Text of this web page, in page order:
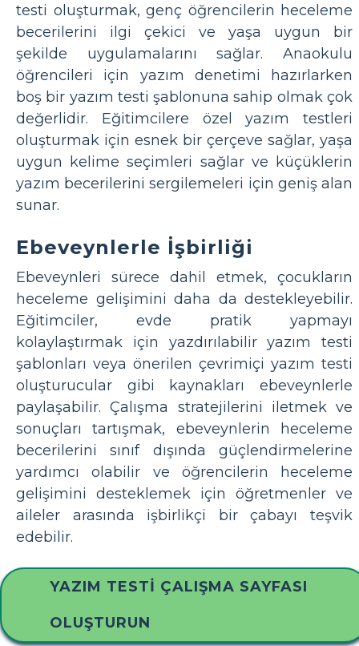
testi oluşturmak, genç öğrencilerin heceleme
becerilerini ilgi çekici ve yaşa uygun bir
şekilde uygulamalarını sağlar. Anaokulu
öğrencileri için yazım denetimi hazırlarken
boş bir yazım testi şablonuna sahip olmak çok
değerlidir. Eğitimcilere özel yazım testleri
oluşturmak için esnek bir çerçeve sağlar, yaşa
uygun kelime seçimleri sağlar ve küçüklerin
yazım becerilerini sergilemeleri için geniş alan
sunar.
Ebeveynlerle İşbirliği
Ebeveynleri sürece dahil etmek, çocukların
heceleme gelişimini daha da destekleyebilir.
Eğitimciler, evde pratik yapmayı
kolaylaştırmak için yazdırılabilir yazım testi
şablonları veya önerilen çevrimiçi yazım testi
oluşturucular gibi kaynakları ebeveynlerle
paylaşabilir. Çalışma stratejilerini iletmek ve
sonuçları tartışmak, ebeveynlerin heceleme
becerilerini sınıf dışında güçlendirmelerine
yardımcı olabilir ve öğrencilerin heceleme
gelişimini desteklemek için öğretmenler ve
aileler arasında işbirlikçi bir çabayı teşvik
edebilir.
YAZIM TESTI ÇALIŞMA SAYFASI
OLUŞTURUN